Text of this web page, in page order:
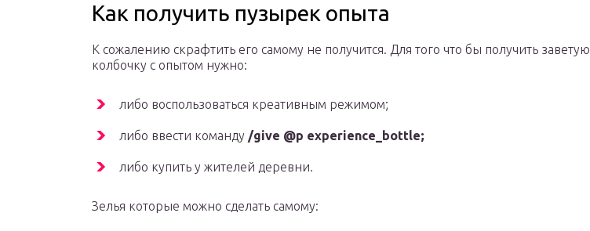
Как получить пузырек опыта
К сожалению скрафтить его самому не получится. Для того что бы получить заветую
колбочку с опытом нужно:
либо воспользоваться креативным режимом;
либо ввести команду /give @p experience_bottle;
либо купить у жителей деревни.
Зелья которые можно сделать самому: